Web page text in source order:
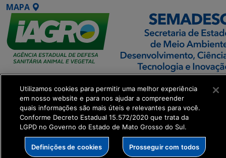
MAPA
SETDIG | Secretaria-
Executiva de
Transformação Digital
get_footer();
Utilizamos cookies para permitir uma melhor experiência
em nosso website e para nos ajudar a compreender
quais informações são mais úteis e relevantes para você.
Conforme Decreto Estadual 15.572/2020 que trata da
LGPD no Governo do Estado de Mato Grosso do Sul.
Definições de cookies Prosseguir com todos